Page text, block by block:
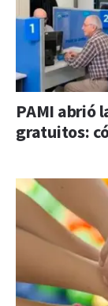
PAMI abrió
gratuitos: